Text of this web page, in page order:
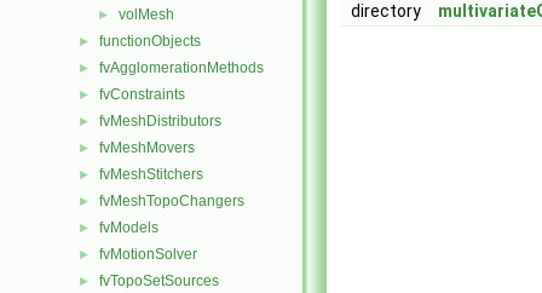
► volMesh
► functionObjects
► fvAgglomerationMethods
► fvConstraints
► fvMeshDistributors
► fvMeshMovers
► fvMeshStitchers
► fvMeshTopoChangers
► fvModels
► fvMotionSolver
► fvTopoSetSources
directory